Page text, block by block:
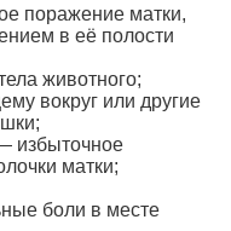
поражение матки,
в её полости
животного;
вокруг или другие
избыточное
матки;
боли в месте